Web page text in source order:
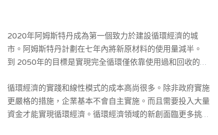
上第一個致力於建設循環經濟的城市，重點關注食品和有機
廢物、消費品和建築環境。
2020年阿姆斯特丹成為第一個致力於建設循環經濟的城
市。阿姆斯特丹計劃在七年內將新原材料的使用量減半。
到 2050年的目標是實現完全循環僅依靠使用過和回收的材
界上 30% 以上的自然資源開采和 25% 的固體廢物產生。
循環經濟的實踐和線性模式的成本高尚很多。除非政府實施
更嚴格的措施，企業基本不會自主實施。而且需要投入大量
資金才能實現循環經濟。循環經濟領域的新創面臨更多挑